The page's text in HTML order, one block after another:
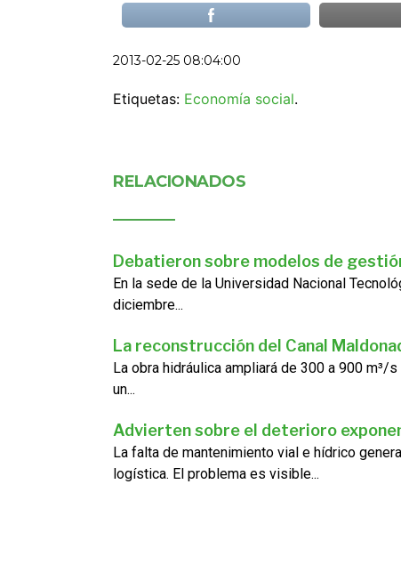
2013-02-25 08:04:00
Etiquetas: Economía social.
RELACIONADOS
Debatieron sobre modelos de
En la sede de la Universidad Nacional
diciembre...
La reconstrucción del Canal
La obra hidráulica ampliará de 300 a 900
un...
Advierten sobre el deterioro
La falta de mantenimiento vial e hídrico
logística. El problema es visible...